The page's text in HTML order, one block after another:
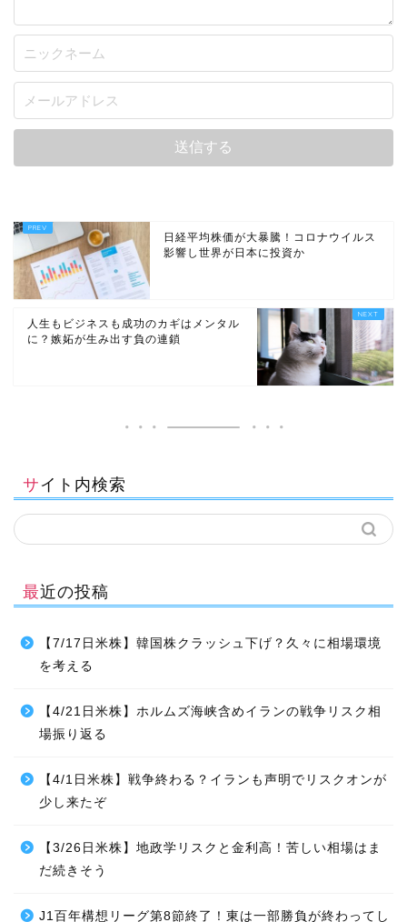
日経平均株価が大暴騰！コロナウイルス
影響し世界が日本に投資か
人生もビジネスも成功のカギはメンタル
に？嫉妬が生み出す負の連鎖
サイト内検索
最近の投稿
【7/17日米株】韓国株クラッシュ下げ？久々に相場環境
を考える
【4/21日米株】ホルムズ海峡含めイランの戦争リスク相
場振り返る
【4/1日米株】戦争終わる？イランも声明でリスクオンが
少し来たぞ
【3/26日米株】地政学リスクと金利高！苦しい相場はま
だ続きそう
J1百年構想リーグ第8節終了！東は一部勝負が終わってし